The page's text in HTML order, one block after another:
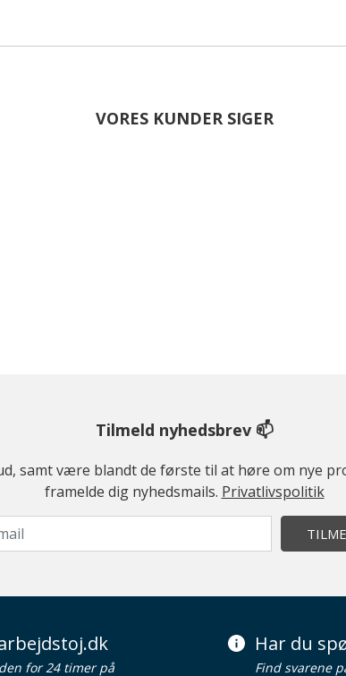
VORES KUNDER SIGER
Tilmeld nyhedsbrev 📫
samt være blandt de første til at høre om nye
framelde dig nyhedsmails. Privatlivspolitik
for 24 timer på
Har du
Find svarene